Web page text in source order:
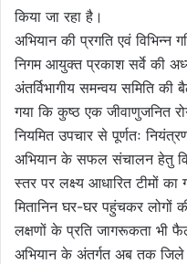
किया जा रहा है।
अभियान की प्रगति एवं विभिन्न
निगम आयुक्त प्रकाश सर्वे की
अंतर्विभागीय समन्वय समिति
गया कि कुष्ठ एक जीवाणुजनित
नियमित उपचार से पूर्णतः
अभियान के सफल संचालन हेतु
स्तर पर लक्ष्य आधारित टीमों का
मितानिन घर-घर पहुंचकर लोगों
लक्षणों के प्रति जागरूकता भी
अभियान के अंतर्गत अब तक